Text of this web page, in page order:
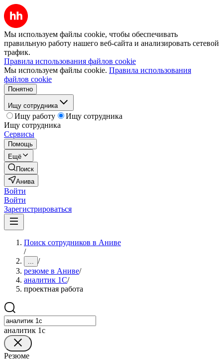
Мы используем файлы cookie, чтобы обеспечивать
правильную работу нашего веб-сайта и анализировать сетевой
трафик.
Правила использования файлов cookie
Мы используем файлы cookie. Правила использования
файлов cookie
Понятно
Ищу сотрудника
Ищу работу
Ищу сотрудника
Ищу сотрудника
Сервисы
Помощь
Ещё
Поиск
Анива
Войти
Войти
Зарегистрироваться
Поиск сотрудников в Аниве
/
... /
резюме в Аниве/
аналитик 1C/
проектная работа
аналитик 1c
Резюме